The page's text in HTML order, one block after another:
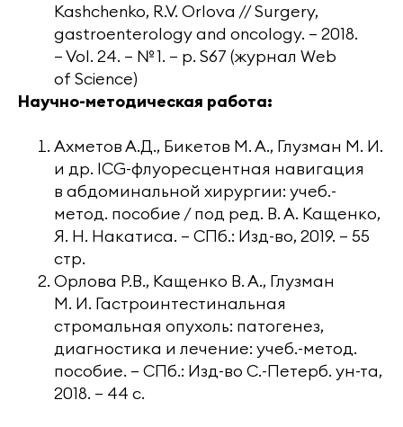
Kashchenko, R.V. Orlova // Surgery,
gastroenterology and oncology. — 2018.
— Vol. 24. — № 1. — p. S67 (журнал Web
of Science)
Научно-методическая работа:
Ахметов А.Д., Бикетов М. А., Глузман М. И.
и др. ICG-флуоресцентная навигация
в абдоминальной хирургии: учеб.-
метод. пособие / под ред. В. А. Кащенко,
Я. Н. Накатиса. — СПб.: Изд-во, 2019. — 55
стр.
Орлова Р.В., Кащенко В. А., Глузман
М. И. Гастроинтестинальная
стромальная опухоль: патогенез,
диагностика и лечение: учеб.-метод.
пособие. — СПб.: Изд-во С.-Петерб. ун-та,
2018. — 44 с.